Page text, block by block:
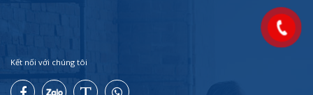
Kết nối với chúng tôi